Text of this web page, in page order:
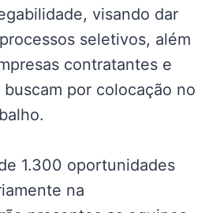
visando dar
seletivos, além
contratantes e
por colocação no
1.300 oportunidades
na